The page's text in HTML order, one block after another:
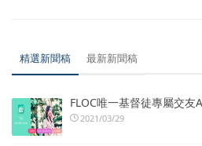
精選新聞稿 最新新聞稿
FLOC唯一基督徒專屬交友
2021/03/29